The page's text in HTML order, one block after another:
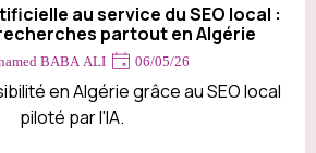
au service du SEO local :
partout en Algérie
BABA ALI 06/05/26
en Algérie grâce au SEO local
piloté par l'IA.